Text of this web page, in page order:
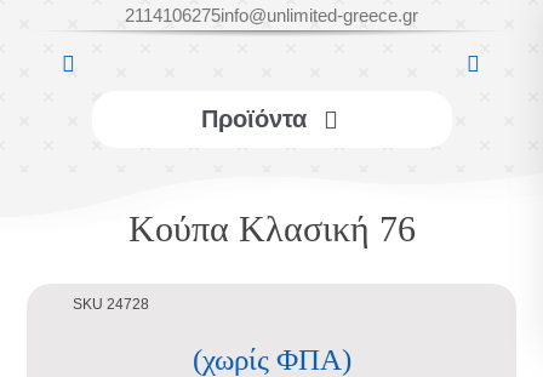
2114106275info@unlimited-greece.gr
Προϊόντα
ΑΞΕΣΟΥΑΡ
Κούπα Κλασική 76
SKU 24728
(χωρίς ΦΠΑ)